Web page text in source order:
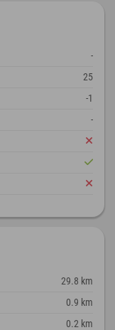
-
25
-1
-
29.8 km
0.9 km
0.2 km